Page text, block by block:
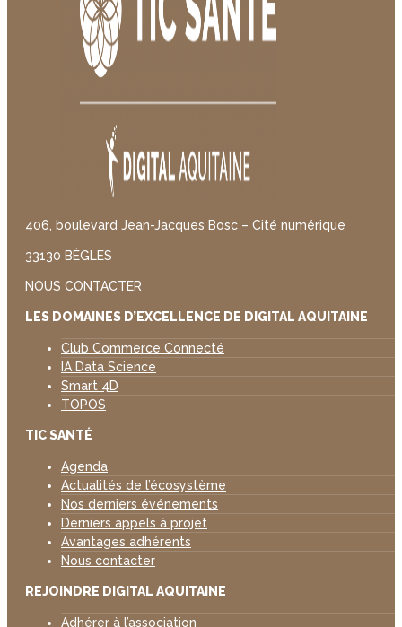
406, boulevard Jean-Jacques Bosc – Cité numérique
33130 BÈGLES
NOUS CONTACTER
LES DOMAINES D’EXCELLENCE DE DIGITAL AQUITAINE
Club Commerce Connecté
IA Data Science
Smart 4D
TOPOS
TIC SANTÉ
Agenda
Actualités de l’écosystème
Nos derniers événements
Derniers appels à projet
Avantages adhérents
Nous contacter
REJOINDRE DIGITAL AQUITAINE
Adhérer à l’association